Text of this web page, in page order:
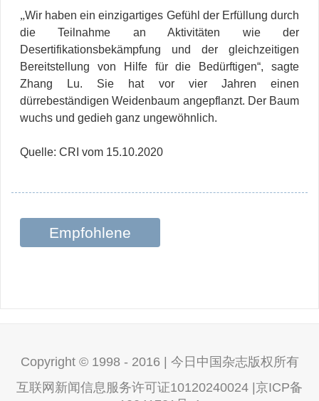
„Wir haben ein einzigartiges Gefühl der Erfüllung durch
die Teilnahme an Aktivitäten wie der
Desertifikationsbekämpfung und der gleichzeitigen
Bereitstellung von Hilfe für die Bedürftigen“, sagte
Zhang Lu. Sie hat vor vier Jahren einen
dürrebeständigen Weidenbaum angepflanzt. Der Baum
wuchs und gedieh ganz ungewöhnlich.
Quelle: CRI vom 15.10.2020
Empfohlene
Copyright © 1998 - 2016 | 今日中国杂志版权所有
互联网新闻信息服务许可证10120240024 |京ICP备